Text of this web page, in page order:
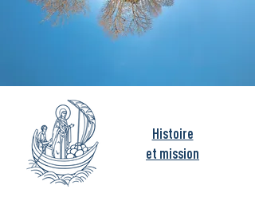
Histoire
et mission